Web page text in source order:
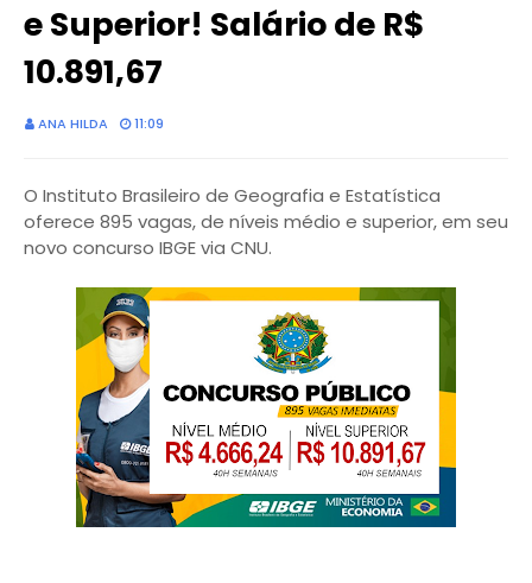
e Superior! Salário de R$
10.891,67
ANA HILDA 11:09
O Instituto Brasileiro de Geografia e Estatística
oferece 895 vagas, de níveis médio e superior, em seu
novo concurso IBGE via CNU.